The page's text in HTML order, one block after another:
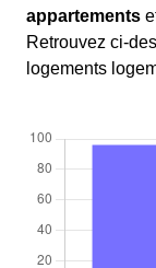
appartements
Retrouvez ci-
logements